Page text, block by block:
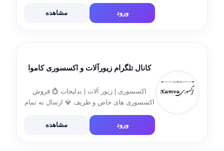
@Masomehsh1364 شماره تماس ضروری
احمدی🌹 09940329300
ورود مشاهده
کانال تلگرام زیورآلات و اکسسوری کاموا
اکسسوری | زیور آلات | بدلیجات 💍 فروش
اکسسوری های خاص و ظریف 💎 ارسال به تمام
ورود مشاهده